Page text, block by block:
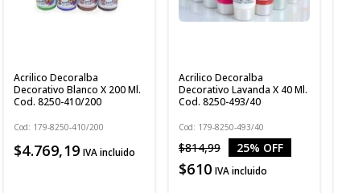
Acrilico Decoralba
Decorativo Blanco X 200 Ml.
Cod. 8250-410/200
Cod: 179-8250-410/200
$4.769,19 IVA incluido
Acrilico Decoralba
Decorativo Lavanda X 40 Ml.
Cod. 8250-493/40
Cod: 179-8250-493/40
$814,99 25% OFF
$610 IVA incluido